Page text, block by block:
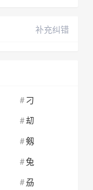
补充纠错
刁
刧
剱
兔
刕